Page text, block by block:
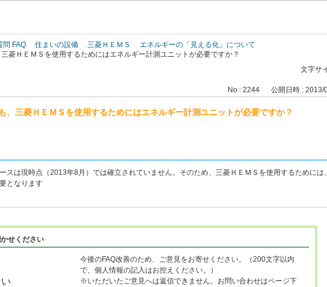
問 FAQ 住まいの設備 三菱ＨＥＭＳ
エネルギーの「見える化」について
菱ＨＥＭＳを使用するためにはエネルギー計測ユニットが必要ですか？
文字サ
No : 2244 公開日時 : 2013/
、三菱ＨＥＭＳを使用するためにはエネルギー計測ユニットが必要ですか？
スは現時点（2013年8月）では確立されていません。そのため、三菱ＨＥＭＳを使用するためには
となります
せください
今後のFAQ改善のため、ご意見をお寄せください。（200文字以内
で、個人情報の記入はお控えください。）
※いただいたご意見へは返信できません。お問い合わせはページ下